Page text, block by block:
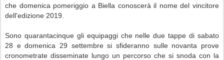
che domenica pomeriggio a Biella conoscerà il nome del vincitore
dell'edizione 2019.
Sono quarantacinque gli equipaggi che nelle due tappe di sabato
28 e domenica 29 settembre si sfideranno sulle novanta prove
cronometrate disseminate lungo un percorso che si snoda con la